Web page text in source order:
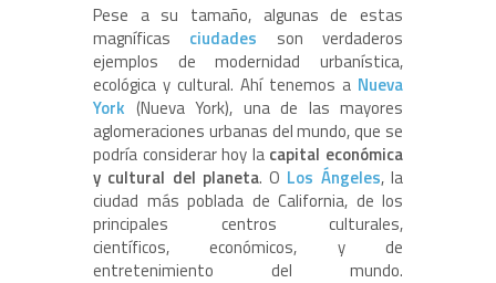
Pese a su tamaño, algunas de estas
magníficas ciudades son verdaderos
ejemplos de modernidad urbanística,
ecológica y cultural. Ahí tenemos a Nueva
York (Nueva York), una de las mayores
aglomeraciones urbanas del mundo, que se
podría considerar hoy la capital económica
y cultural del planeta. O Los Ángeles, la
ciudad más poblada de California, de los
principales centros culturales,
científicos, económicos, y de
entretenimiento del mundo.